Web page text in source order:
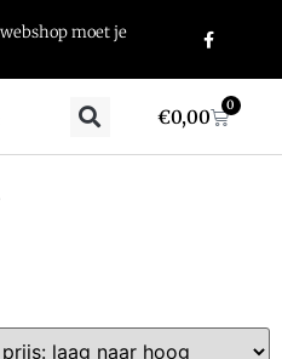
moet je
€0,00
0